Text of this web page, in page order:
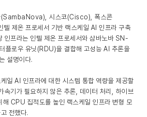
(SambaNova), 시스코(Cisco), 폭스콘
제온 프로세서 기반 랙스케일 AI 인프라 구축
인프라는 인텔 제온 프로세서와 삼바노바 SN-
플로우 유닛(RDU)을 결합해 고성능 AI 추론을
설명이다.
일 AI 인프라에 대한 시스템 통합 역량을 제공할
속기가 필요하지 않은 추론, 데이터 처리, 하이브
해 CPU 집적도를 높인 랙스케일 인프라 변형 모
전했다.